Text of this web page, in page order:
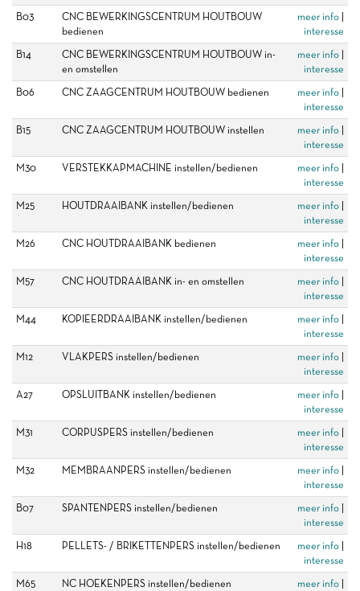
B03
CNC BEWERKINGSCENTRUM HOUTBOUW
bedienen
meer info
interesse
B14
CNC BEWERKINGSCENTRUM HOUTBOUW in-
en omstellen
meer info
interesse
B06
CNC ZAAGCENTRUM HOUTBOUW bedienen meer info
interesse
B15
CNC ZAAGCENTRUM HOUTBOUW instellen meer info
interesse
M30
VERSTEKKAPMACHINE instellen/bedienen meer info
interesse
M25
HOUTDRAAIBANK instellen/bedienen meer info
interesse
M26
CNC HOUTDRAAIBANK bedienen meer info
interesse
M57
CNC HOUTDRAAIBANK in- en omstellen meer info
interesse
M44
KOPIEERDRAAIBANK instellen/bedienen meer info
interesse
M12
VLAKPERS instellen/bedienen meer info
interesse
A27
OPSLUITBANK instellen/bedienen meer info
interesse
M31
CORPUSPERS instellen/bedienen meer info
interesse
M32
MEMBRAANPERS instellen/bedienen meer info
interesse
B07
SPANTENPERS instellen/bedienen meer info
interesse
H18
PELLETS- / BRIKETTENPERS instellen/bedienen meer info
interesse
M65
NC HOEKENPERS instellen/bedienen meer info